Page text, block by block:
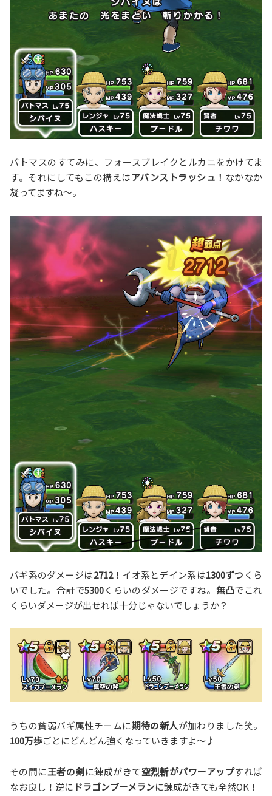
バトマスのすてみに、フォースブレイクとルカニをかけてま
す。それにしてもこの構えはアバンストラッシュ！ なかなか
凝ってますね〜。
バギ系のダメージは2712！イオ系とデイン系は1300ずつ くら
いでした。合計で5300くらいのダメージですね。 無凸でこれ
くらいダメージが出せれば十分じゃないでしょうか？
うちの貧弱バギ属性チームに期待の新人が加わりました笑。
100万歩ごとにどんどん強くなっていきますよ〜♪
その間に王者の剣に錬成がきて空烈斬がパワーアップすれば
なお良し！逆に ドラゴンブーメランに錬成がきても全然OK！